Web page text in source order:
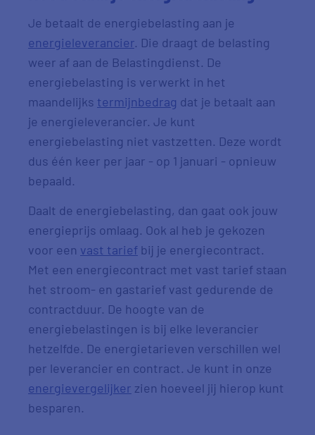
Je betaalt de energiebelasting aan je
energieleverancier. Die draagt de belasting
weer af aan de Belastingdienst. De
energiebelasting is verwerkt in het
maandelijks termijnbedrag dat je betaalt aan
je energieleverancier. Je kunt
energiebelasting niet vastzetten. Deze wordt
dus één keer per jaar - op 1 januari - opnieuw
bepaald.
Daalt de energiebelasting, dan gaat ook jouw
energieprijs omlaag. Ook al heb je gekozen
voor een vast tarief bij je energiecontract.
Met een energiecontract met vast tarief staan
het stroom- en gastarief vast gedurende de
contractduur. De hoogte van de
energiebelastingen is bij elke leverancier
hetzelfde. De energietarieven verschillen wel
per leverancier en contract. Je kunt in onze
energievergelijker zien hoeveel jij hierop kunt
besparen.